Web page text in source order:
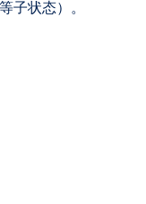
子状态）。